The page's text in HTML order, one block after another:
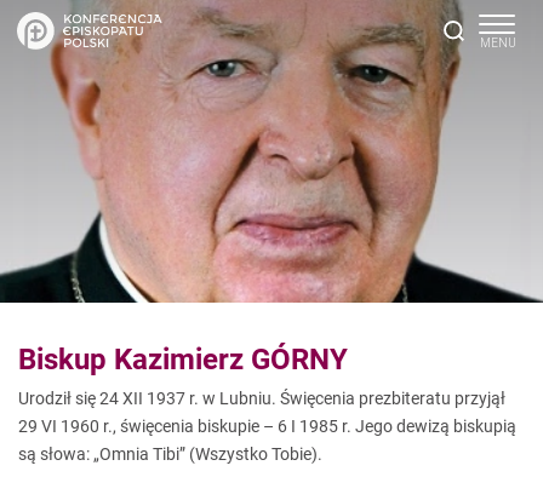
Biskup Kazimierz GÓRNY
Urodził się 24 XII 1937 r. w Lubniu. Święcenia prezbiteratu przyjął
29 VI 1960 r., święcenia biskupie – 6 I 1985 r. Jego dewizą biskupią
są słowa: „Omnia Tibi” (Wszystko Tobie).